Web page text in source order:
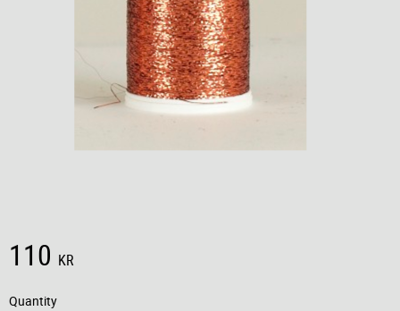
110 KR
Quantity